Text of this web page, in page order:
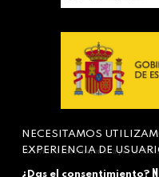
Actividad subvencionada por el
NECESITAMOS
EXPERIENCIA DE
¿Das el consentimiento?